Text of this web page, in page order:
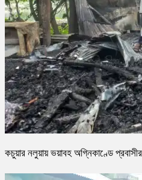
কচুয়ার নলুয়ায় ভয়াবহ অগ্নিকাণ্ডে